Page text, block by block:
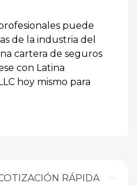
puede
de la industria del
cartera de seguros
con Latina
hoy mismo para
RÁPIDA